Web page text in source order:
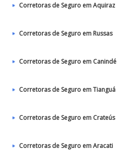
Corretoras de Seguro em Aquiraz
Corretoras de Seguro em Russas
Corretoras de Seguro em Canindé
Corretoras de Seguro em Tianguá
Corretoras de Seguro em Crateús
Corretoras de Seguro em Aracati